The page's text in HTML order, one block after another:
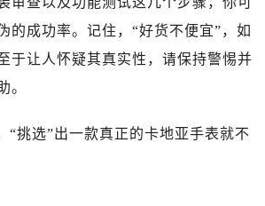
的成功率。记住，“好货不便宜”，如
于让人怀疑其真实性，请保持警惕并
。
“挑选”出一款真正的卡地亚手表就不